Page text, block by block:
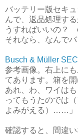
バッテリー版セキ
んで、返品処理す
うすればいいの？
それなら、なんで
Busch & Müller
参考画像。右上に
てあります。箱を
あれ、わ、ワイは
ってもうたのでは
よみがえる）……」
確認すると、間違